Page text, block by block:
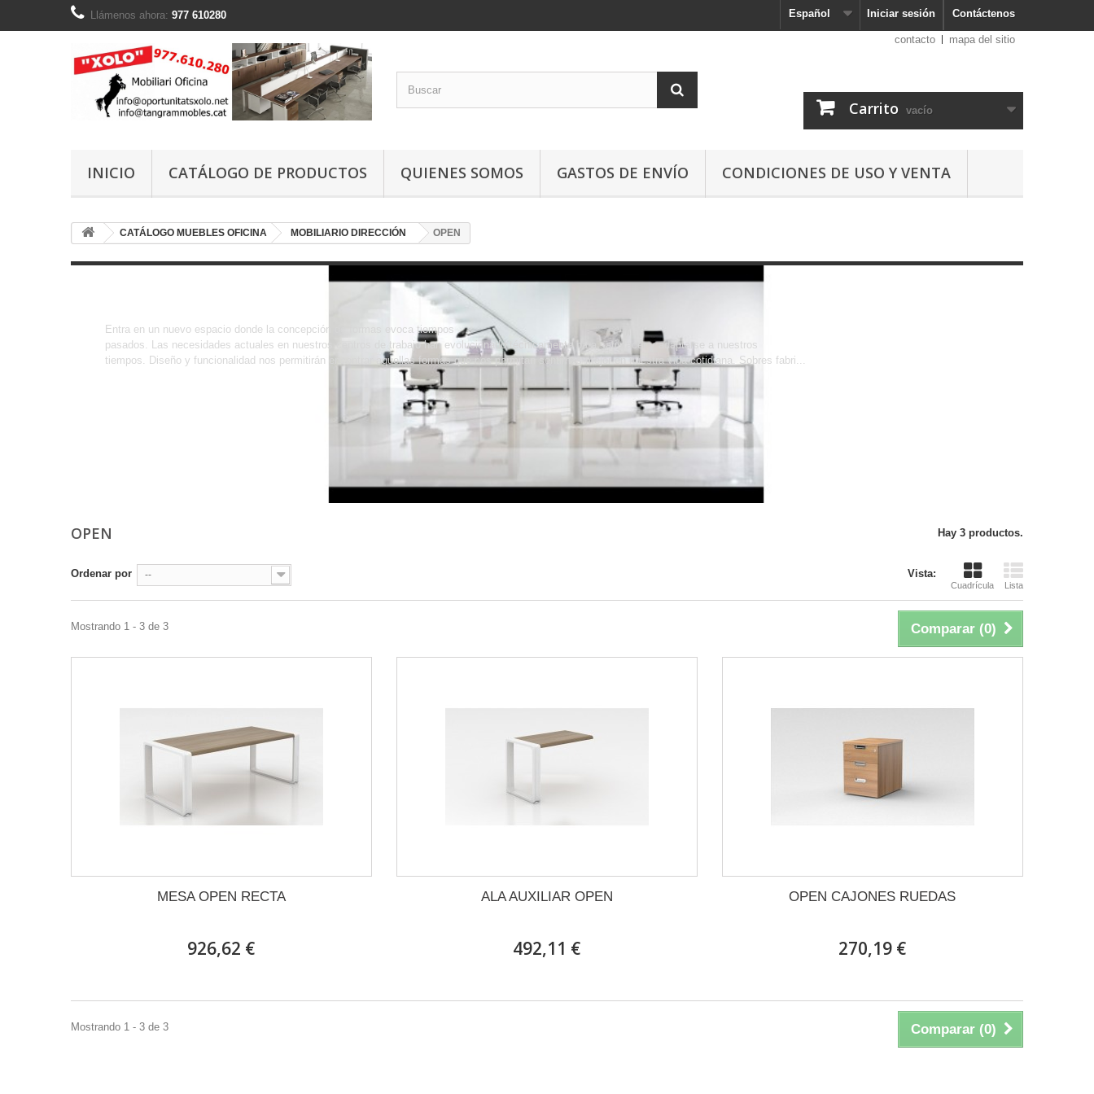
Contáctenos
Llámenos ahora: 977 610280 Iniciar sesión
Español
contacto mapa del sitio
Carrito vacío
INICIO CATÁLOGO DE PRODUCTOS QUIENES SOMOS GASTOS DE ENVÍO CONDICIONES DE USO Y VENTA
CATÁLOGO MUEBLES OFICINA MOBILIARIO DIRECCIÓN OPEN
Entra en un nuevo espacio donde la concepción de formas evoca tiempos
pasados. Las necesidades actuales en nuestros centros de trabajo han evolucionado técnicamente para satisfacer y adaptarse a nuestros
tiempos. Diseño y funcionalidad nos permitirán encontrar aquellas formas que nos permitan sentirnos mejor en nuestra vida cotidiana. Sobres fabri...
OPEN Hay 3 productos.
Vista:
Cuadrícula Lista
Ordenar por --
Comparar (0)
Mostrando 1 - 3 de 3
MESA OPEN RECTA
926,62 €
ALA AUXILIAR OPEN
492,11 €
OPEN CAJONES RUEDAS
270,19 €
Comparar (0)
Mostrando 1 - 3 de 3